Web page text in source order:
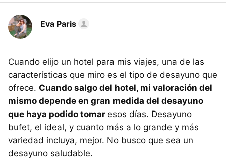
Eva Paris
Cuando elijo un hotel para mis viajes, una de las
características que miro es el tipo de desayuno que
ofrece. Cuando salgo del hotel, mi valoración del
mismo depende en gran medida del desayuno
que haya podido tomar esos días. Desayuno
bufet, el ideal, y cuanto más a lo grande y más
variedad incluya, mejor. No busco que sea un
desayuno saludable.